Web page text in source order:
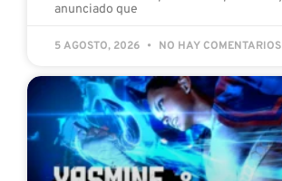
anunciado que
5 AGOSTO, 2026 NO HAY COMENTARIOS